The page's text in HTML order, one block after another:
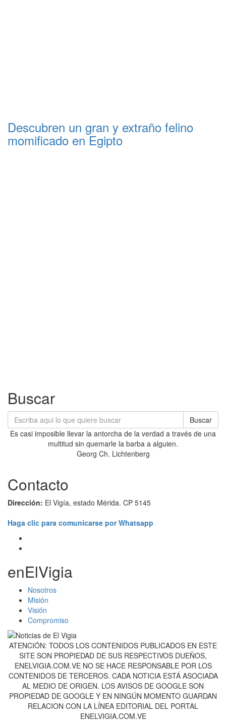
Descubren un gran y extraño felino
momificado en Egipto
Buscar
Buscar
Es casi imposible llevar la antorcha de la verdad a través de una
multitud sin quemarle la barba a alguien.
Georg Ch. Lichtenberg
Contacto
Dirección: El Vigía, estado Mérida. CP 5145
Haga clic para comunicarse por Whatsapp
enElVigia
Nosotros
Misión
Visión
Compromiso
ATENCIÓN: TODOS LOS CONTENIDOS PUBLICADOS EN ESTE
SITE SON PROPIEDAD DE SUS RESPECTIVOS DUEÑOS,
ENELVIGIA.COM.VE NO SE HACE RESPONSABLE POR LOS
CONTENIDOS DE TERCEROS. CADA NOTICIA ESTÁ ASOCIADA
AL MEDIO DE ORIGEN. LOS AVISOS DE GOOGLE SON
PROPIEDAD DE GOOGLE Y EN NINGÚN MOMENTO GUARDAN
RELACION CON LA LÍNEA EDITORIAL DEL PORTAL
ENELVIGIA.COM.VE